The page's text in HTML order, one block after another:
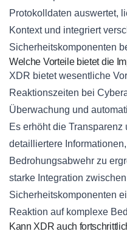
Protokolldaten auswertet,
Kontext und integriert
Sicherheitskomponenten
Welche Vorteile bietet die
XDR bietet wesentliche
Reaktionszeiten bei
Überwachung und
Es erhöht die
detailliertere
Bedrohungsabwehr zu
starke Integration
Sicherheitskomponenten
Reaktion auf komplexe
Kann XDR auch